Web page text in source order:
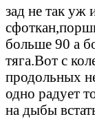
зад не так уж
больше 90 а
тяга.Вот с
продольных
одно радует
на дыбы